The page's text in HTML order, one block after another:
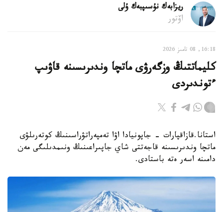
ريزابەك نۇسىپبەك ۇلى
اۆتور
16:18, 08 تامىز 2026
كليماتتىڭ وزگەرۋى ماتچا وندىرىسىنە قاۋىپ
ءتوندىردى
استانا.قازاقپارات - جاپونيادا اۋا تەمپەراتۋراسىنىڭ كوتەرىلۋى
ماتچا وندىرىسىنە قاجەتتى شاي جاپىراعىنىڭ ونىمدىلىگى مەن
دامىنە اسەر ەتە باستادى.